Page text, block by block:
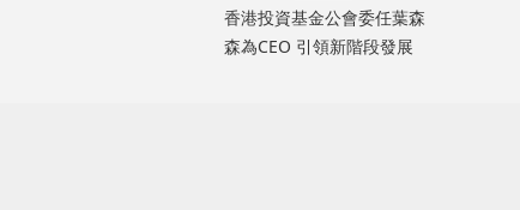
香港投資基金公會委任葉森
森為CEO 引領新階段發展